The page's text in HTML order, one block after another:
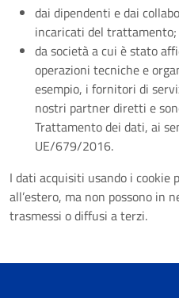
dai dipendenti e dai
incaricati del trattamento;
da società a cui è stato
operazioni tecniche e
esempio, i fornitori di
nostri partner diretti e
Trattamento dei dati, ai
UE/679/2016.
I dati acquisiti usando i cookie
all’estero, ma non possono in
trasmessi o diffusi a terzi.